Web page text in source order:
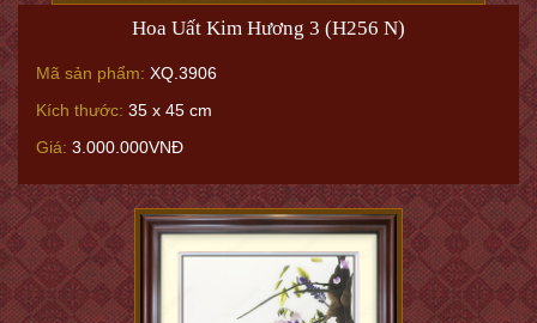
Lời của hoa 2 (Hoa Tử Đằng)